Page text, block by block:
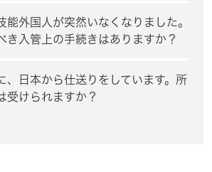
能外国人が突然いなくなりました。
き入管上の手続きはありますか？
、日本から仕送りをしています。所
受けられますか？